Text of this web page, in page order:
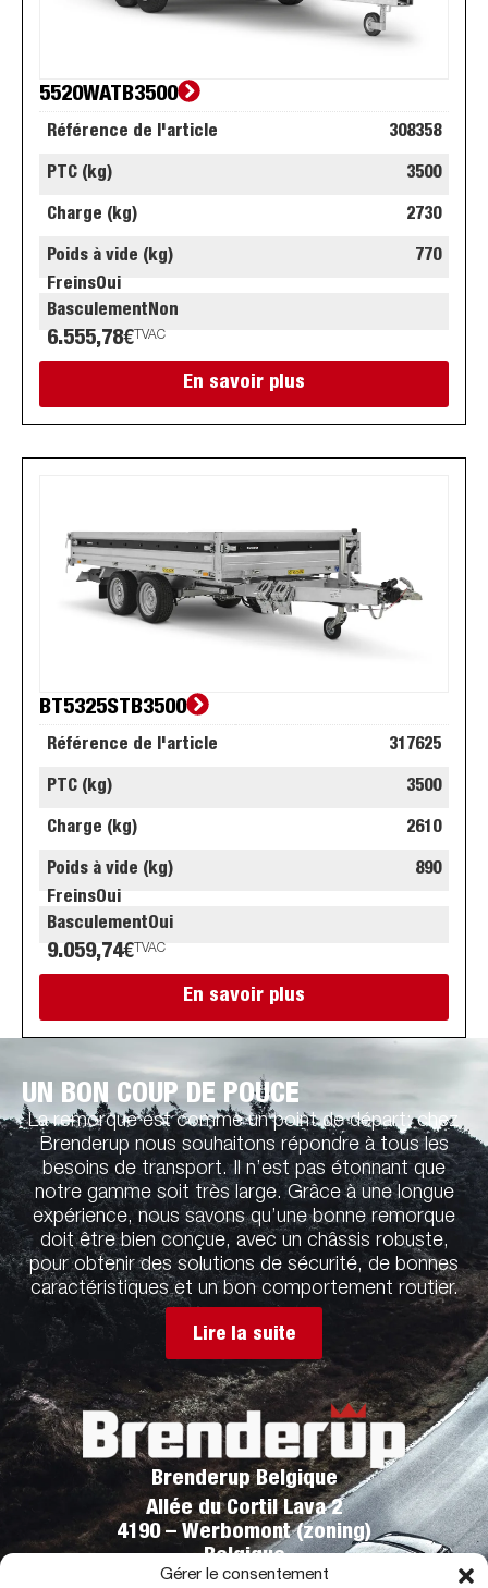
Gérer le consentement
5520WATB3500
Référence de l'article 308358
PTC (kg) 3500
Charge (kg) 2730
Poids à vide (kg)
770
FreinsOui
BasculementNon
6.555,78€ TVAC
En savoir plus
BT5325STB3500
Référence de l'article 317625
PTC (kg) 3500
Charge (kg) 2610
Poids à vide (kg)
890
FreinsOui
BasculementOui
9.059,74€ TVAC
En savoir plus
UN BON COUP DE POUCE
La remorque est comme un point de départ: chez
Brenderup nous souhaitons répondre à tous les
besoins de transport. Il n’est pas étonnant que
notre gamme soit très large. Grâce à une longue
expérience, nous savons qu’une bonne remorque
doit être bien conçue, avec un châssis robuste,
pour obtenir des solutions de sécurité, de bonnes
caractéristiques et un bon comportement routier.
Lire la suite
Brenderup Belgique
Allée du Cortil Lava 2
4190 – Werbomont (zoning)
Belgique